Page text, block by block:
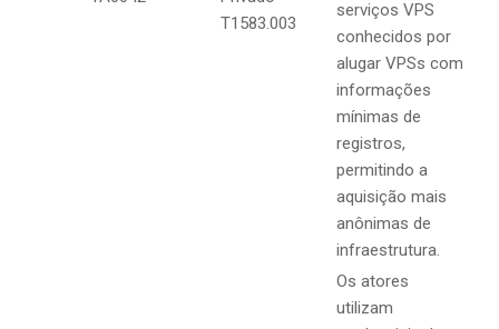
T1583.003
serviços VPS
conhecidos por
alugar VPSs com
informações
mínimas de
registros,
permitindo a
aquisição mais
anônimas de
infraestrutura.
Os atores
utilizam